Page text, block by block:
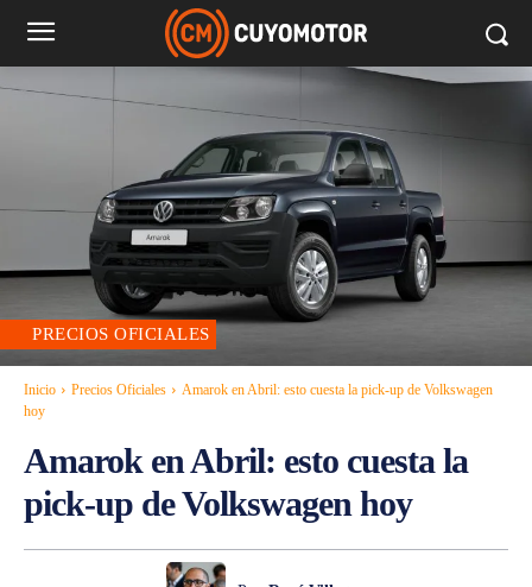
PRECIOS OFICIALES
Inicio Precios Oficiales
Amarok en Abril: esto cuesta la pick-up de Volkswagen
hoy
Amarok en Abril: esto cuesta la
pick-up de Volkswagen hoy